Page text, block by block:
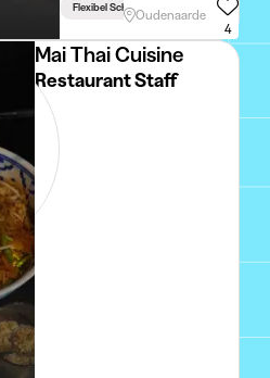
Flexibel SchemaOudenaarde
4
Mai Thai Cuisine
Restaurant Staff